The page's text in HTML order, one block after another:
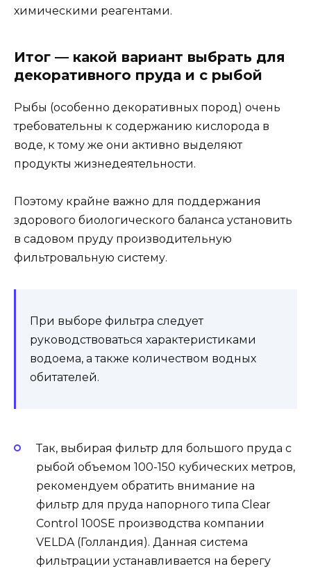
химическими реагентами.
Итог — какой вариант выбрать для
декоративного пруда и с рыбой
Рыбы (особенно декоративных пород) очень
требовательны к содержанию кислорода в
воде, к тому же они активно выделяют
продукты жизнедеятельности.
Поэтому крайне важно для поддержания
здорового биологического баланса установить
в садовом пруду производительную
фильтровальную систему.
При выборе фильтра следует
руководствоваться характеристиками
водоема, а также количеством водных
обитателей.
Так, выбирая фильтр для большого пруда с
рыбой объемом 100-150 кубических метров,
рекомендуем обратить внимание на
фильтр для пруда напорного типа Clear
Control 100SE производства компании
VELDA (Голландия). Данная система
фильтрации устанавливается на берегу